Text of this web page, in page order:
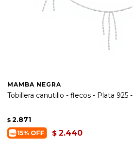
MAMBA NEGRA
Tobillera canutillo - flecos - Plata 925
$ 2.871
$ 2.440